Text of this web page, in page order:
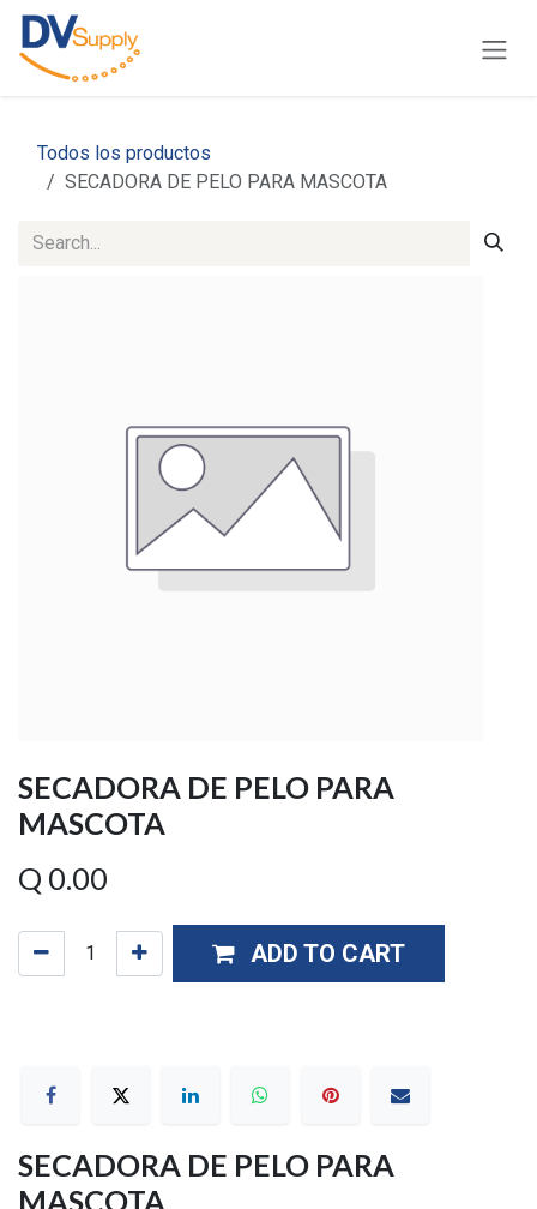
Skip to Content
Todos los productos
SECADORA DE PELO PARA MASCOTA
SECADORA DE PELO PARA
MASCOTA
Q 0.00
ADD TO CART
SECADORA DE PELO PARA
MASCOTA